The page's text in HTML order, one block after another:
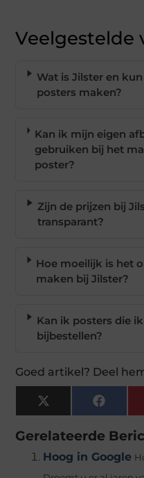
Veelgestelde
Wat is Jilster en
posters maken?
Kan ik mijn eigen
gebruiken bij het
poster?
Zijn de prijzen bij
transparant?
Hoe moeilijk is het
maken bij Jilster?
Kan ik posters die
bijbestellen?
Goed artikel? Deel
X
(Twitter)
Gerelateerde
Hoog in Google